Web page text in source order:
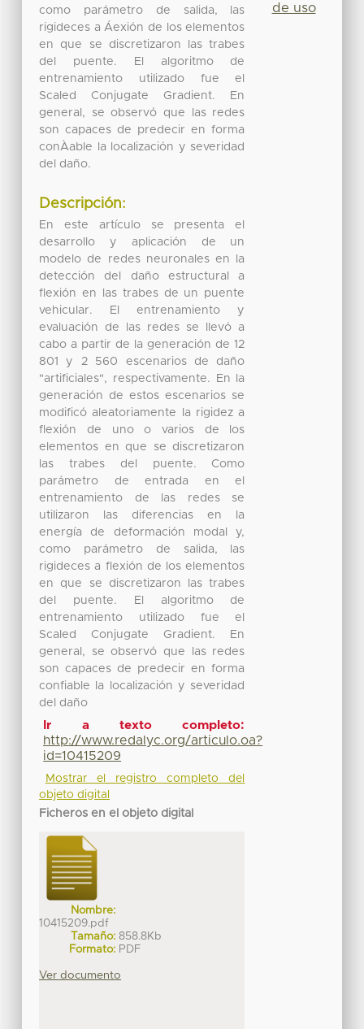
como parámetro de salida, las
rigideces a Áexión de los elementos
en que se discretizaron las trabes
del puente. El algoritmo de
entrenamiento utilizado fue el
Scaled Conjugate Gradient. En
general, se observó que las redes
son capaces de predecir en forma
conÀable la localización y severidad
del daño.
Descripción:
En este artículo se presenta el
desarrollo y aplicación de un
modelo de redes neuronales en la
detección del daño estructural a
flexión en las trabes de un puente
vehicular. El entrenamiento y
evaluación de las redes se llevó a
cabo a partir de la generación de 12
801 y 2 560 escenarios de daño
"artificiales", respectivamente. En la
generación de estos escenarios se
modificó aleatoriamente la rigidez a
flexión de uno o varios de los
elementos en que se discretizaron
las trabes del puente. Como
parámetro de entrada en el
entrenamiento de las redes se
utilizaron las diferencias en la
energía de deformación modal y,
como parámetro de salida, las
rigideces a flexión de los elementos
en que se discretizaron las trabes
del puente. El algoritmo de
entrenamiento utilizado fue el
Scaled Conjugate Gradient. En
general, se observó que las redes
son capaces de predecir en forma
confiable la localización y severidad
del daño
Ir a texto completo:
http://www.redalyc.org/articulo.oa?
id=10415209
Mostrar el registro completo del
objeto digital
Ficheros en el objeto digital
Nombre:
10415209.pdf
Tamaño: 858.8Kb
Formato: PDF
Ver documento
de uso